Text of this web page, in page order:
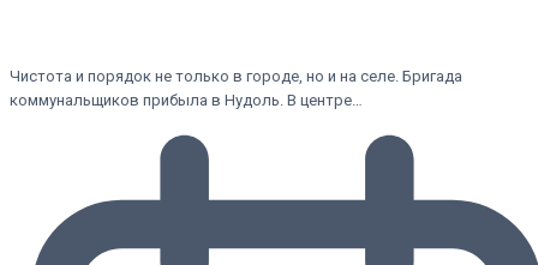
Чистота и порядок не только в городе, но и на селе. Бригада
коммунальщиков прибыла в Нудоль. В центре…